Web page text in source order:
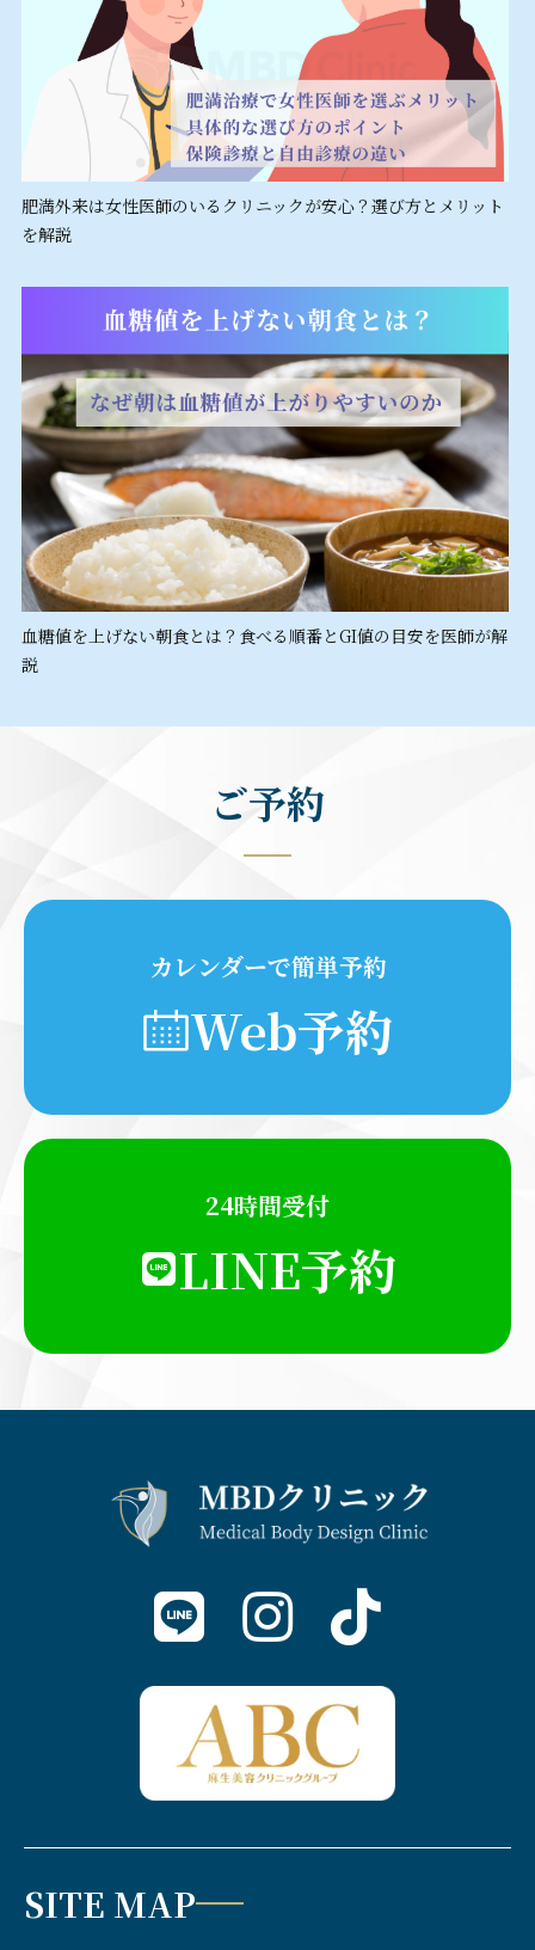
肥満外来は女性医師のいるクリニックが安心？選び方とメリット
を解説
血糖値を上げない朝食とは？食べる順番とGI値の目安を医師が解
説
ご予約
カレンダーで簡単予約
Web予約
24時間受付
LINE予約
SITE MAP